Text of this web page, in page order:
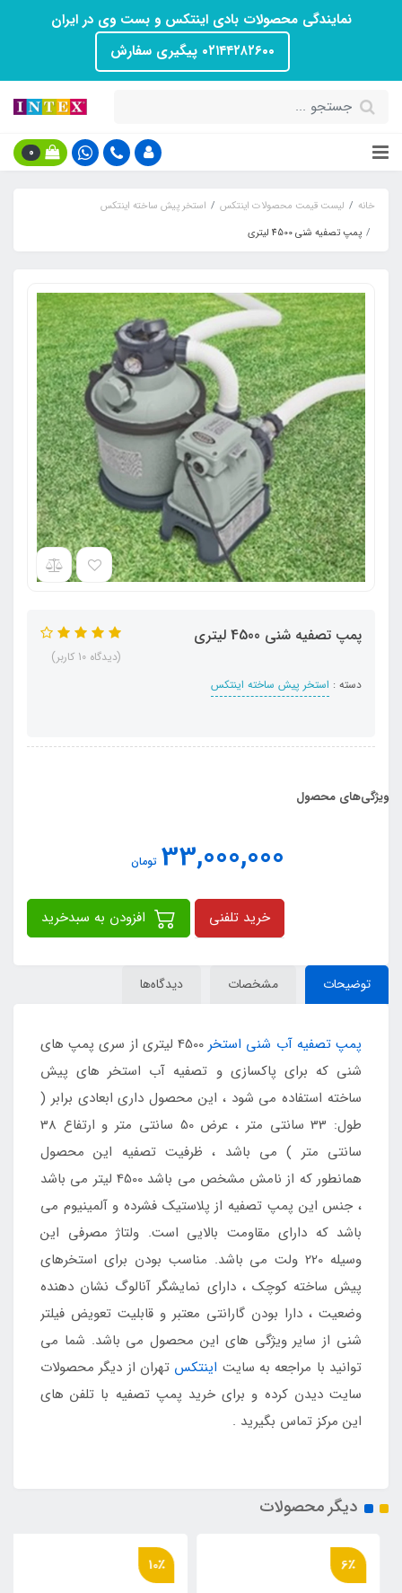
نمایندگی محصولات بادی اینتکس و بست وی در ایران
۰۲۱۴۴۲۸۲۶۰۰ پیگیری سفارش
0
خانه لیست قیمت محصولات اینتکس
استخر پیش ساخته اینتکس
پمپ تصفیه شنی 4500 لیتری
پمپ تصفیه شنی 4500 لیتری
دسته : استخر پیش ساخته اینتکس
(دیدگاه 10 کاربر)
ویژگی‌های محصول
33,000,000 تومان
خرید تلفنی
توضیحات مشخصات دیدگاه‌ها
پمپ تصفیه آب شنی استخر
4500 لیتری از سری پمپ های
شنی که برای پاکسازی و تصفیه آب استخر های پیش
ساخته استفاده می شود ، این محصول داری ابعادی برابر (
طول: 33 سانتی متر ، عرض 50 سانتی متر و ارتفاع 38
سانتی متر ) می باشد ، ظرفیت تصفیه این محصول
همانطور که از نامش مشخص می باشد 4500 لیتر می باشد
، جنس این پمپ تصفیه از پلاستیک فشرده و آلمینیوم می
باشد که دارای مقاومت بالایی است. ولتاژ مصرفی این
وسیله 220 ولت می باشد. مناسب بودن برای استخرهای
پیش ساخته کوچک ، دارای نمایشگر آنالوگ نشان دهنده
وضعیت ، دارا بودن گارانتی معتبر و قابلیت تعویض فیلتر
شنی از سایر ویژگی های این محصول می باشد. شما می
توانید با مراجعه به سایت اینتکس تهران از دیگر محصولات
سایت دیدن کرده و برای خرید پمپ تصفیه با تلفن های
این مرکز تماس بگیرید .
دیگر محصولات
6٪ 10٪